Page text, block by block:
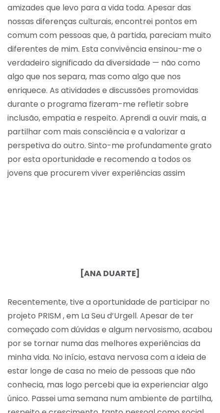
amizades que levo para a vida toda. Apesar das
nossas diferenças culturais, encontrei pontos em
comum com pessoas que, à partida, pareciam muito
diferentes de mim. Esta convivência ensinou-me o
verdadeiro significado da diversidade — não como
algo que nos separa, mas como algo que nos
enriquece. As atividades e discussões promovidas
durante o programa fizeram-me refletir sobre
inclusão, empatia e respeito. Aprendi a ouvir mais, a
partilhar com mais consciência e a valorizar a
perspetiva do outro. Sinto-me profundamente grato
por esta oportunidade e recomendo a todos os
jovens que procurem viver experiências assim
[ANA DUARTE]
Recentemente, tive a oportunidade de participar no
projeto PRISM , em La Seu d’Urgell. Apesar de ter
começado com dúvidas e algum nervosismo, acabou
por se tornar numa das melhores experiências da
minha vida. No início, estava nervosa com a ideia de
estar longe de casa no meio de pessoas que não
conhecia, mas logo percebi que ia experienciar algo
único. Passei uma semana num ambiente de partilha,